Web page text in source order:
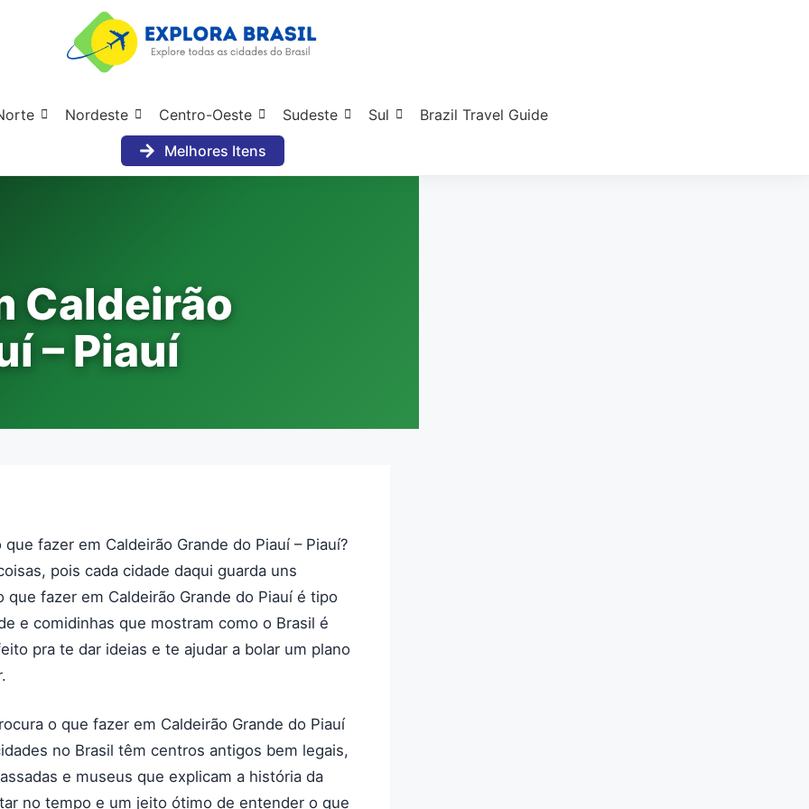
Nordeste Centro-Oeste Sudeste Sul
Brazil Travel Guide
Melhores Itens
Caldeirão
– Piauí
fazer em Caldeirão Grande do Piauí – Piauí?
pois cada cidade daqui guarda uns
fazer em Caldeirão Grande do Piauí é tipo
e comidinhas que mostram como o Brasil é
pra te dar ideias e te ajudar a bolar um plano
o que fazer em Caldeirão Grande do Piauí
no Brasil têm centros antigos bem legais,
e museus que explicam a história da
no tempo e um jeito ótimo de entender o que